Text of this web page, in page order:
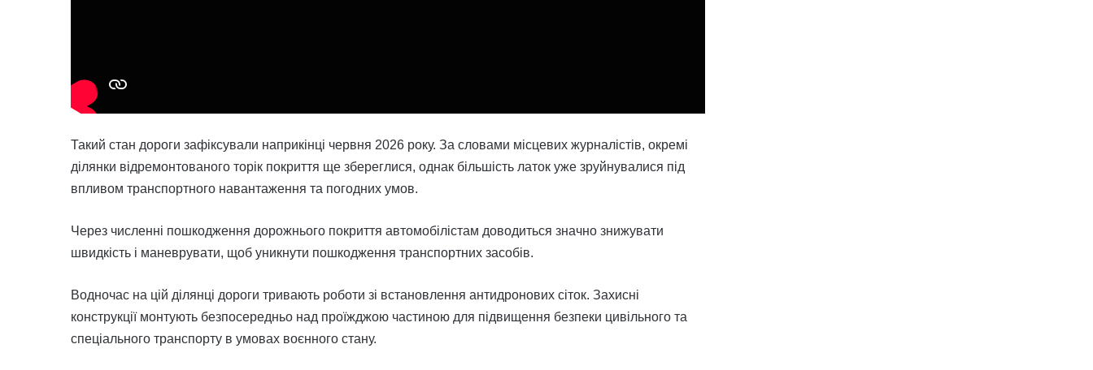
Такий стан дороги зафіксували наприкінці червня 2026 року. За словами місцевих журналістів, окремі
ділянки відремонтованого торік покриття ще збереглися, однак більшість латок уже зруйнувалися під
впливом транспортного навантаження та погодних умов.
Через численні пошкодження дорожнього покриття автомобілістам доводиться значно знижувати
швидкість і маневрувати, щоб уникнути пошкодження транспортних засобів.
Водночас на цій ділянці дороги тривають роботи зі встановлення антидронових сіток. Захисні
конструкції монтують безпосередньо над проїжджою частиною для підвищення безпеки цивільного та
спеціального транспорту в умовах воєнного стану.